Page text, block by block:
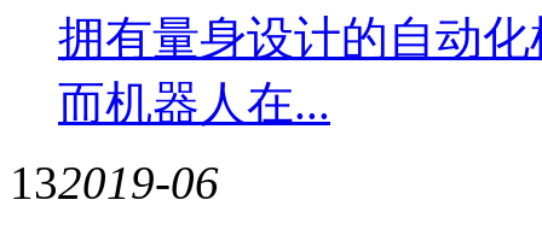
拥有量身设计的自动
而机器人在...
132019-06